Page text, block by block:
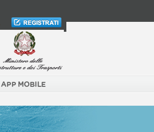
APP MOBILE